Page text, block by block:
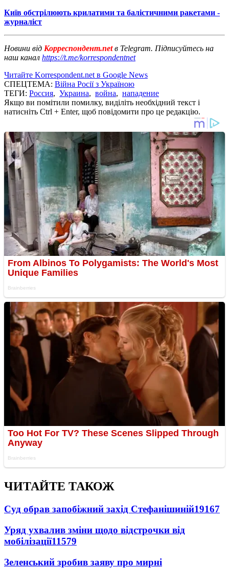
Київ обстрілюють крилатими та балістичними ракетами -
журналіст
Новини від Корреспондент.netв Telegram. Підписуйтесь на
наш канал https://t.me/korrespondentnet
Читайте Korrespondent.net в Google News
СПЕЦТЕМА: Війна Росії з Україною
ТЕГИ: Россия, Украина, война, нападение
Якщо ви помітили помилку, виділіть необхідний текст і
натисніть Ctrl + Enter, щоб повідомити про це редакцію.
ЧИТАЙТЕ ТАКОЖ
Суд обрав запобіжний захід Стефанішиній19167
Уряд ухвалив зміни щодо відстрочки від
мобілізації11579
Зеленський зробив заяву про мирні